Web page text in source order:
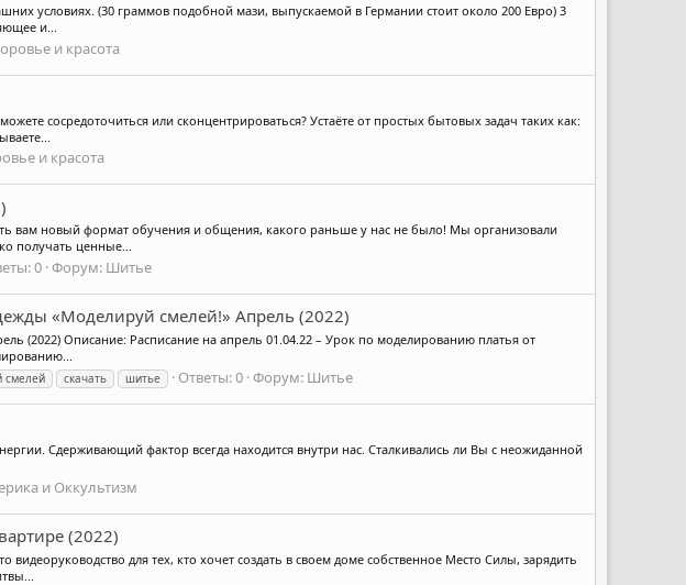
условиях. (30 граммов подобной мази, выпускаемой в Германии стоит около 200 Евро) 3
и...
и красота
сосредоточиться или сконцентрироваться? Устаёте от простых бытовых задач таких как:
и красота
вам новый формат обучения и общения, какого раньше у нас не было! Мы организовали
получать ценные...
0 Форум: Шитье
«Моделируй смелей!» Апрель (2022)
(2022) Описание: Расписание на апрель 01.04.22 – Урок по моделированию платья от
смелей скачать шитье Ответы: 0 Форум: Шитье
Сдерживающий фактор всегда находится внутри нас. Сталкивались ли Вы с неожиданной
и Оккультизм
(2022)
для тех, кто хочет создать в своем доме собственное Место Силы, зарядить